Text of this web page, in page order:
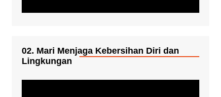
02. Mari Menjaga Kebersihan Diri dan
Lingkungan